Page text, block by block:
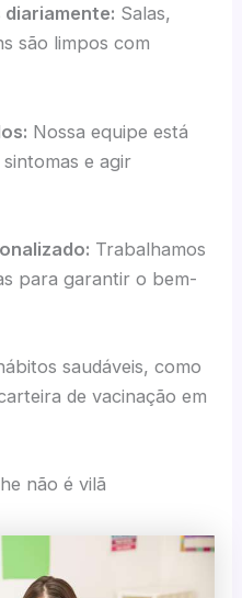
diariamente: Salas,
são limpos com
Nossa equipe está
e agir
Trabalhamos
para garantir o bem-
saudáveis, como
de vacinação em
não é vilã